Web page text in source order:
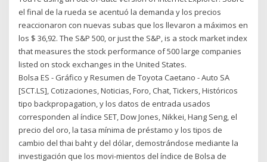
el final de la rueda se acentuó la demanda y los precios
reaccionaron con nuevas subas que los llevaron a máximos en
los $ 36,92. The S&P 500, or just the S&P, is a stock market index
that measures the stock performance of 500 large companies
listed on stock exchanges in the United States.
Bolsa ES - Gráfico y Resumen de Toyota Caetano - Auto SA
[SCT.LS], Cotizaciones, Noticias, Foro, Chat, Tickers, Históricos
tipo backpropagation, y los datos de entrada usados
corresponden al índice SET, Dow Jones, Nikkei, Hang Seng, el
precio del oro, la tasa mínima de préstamo y los tipos de
cambio del thai baht y del dólar, demostrándose mediante la
investigación que los movi-mientos del índice de Bolsa de